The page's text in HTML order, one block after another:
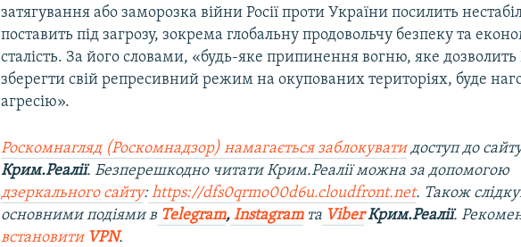
затягування або заморозка війни Росії проти України посилить
поставить під загрозу, зокрема глобальну продовольчу безпеку та
сталість. За його словами, «будь-яке припинення вогню, яке дозволить
зберегти свій репресивний режим на окупованих територіях, буде
агресію».
Роскомнагляд (Роскомнадзор) намагається заблокуватидоступ до
Крим.Реалії. Безперешкодно читати Крим.Реалії можна за допомогою
дзеркального сайту: https://dfs0qrmo00d6u.cloudfront.net. Також
основними подіями в Telegram, Instagramта ViberКрим.Реалії.
встановити VPN.